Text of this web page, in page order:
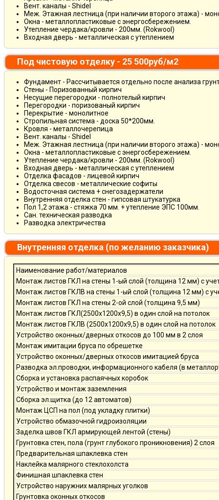
Вент. каналы - Shidel
Меж. Этажная лестница (при наличии второго этажа) -
Окна - металлопластиковые с энергосбережением.
Утепление чердака/кровли - 200мм. (Rokwool)
Входная дверь - металлическая с утеплением
Под чистовую отделку - 25 500руб/м2
Фундамент - Рассчитывается отдельно после анализа
Стены - Поризованный кирпич
Несущие перегородки - полнотелый кирпич
Перегородки - поризованый кирпич
Перекрытие - монолитное
Стропильная система - доска 50*200мм.
Кровля - металлочерепица
Вент. каналы - Shidel
Меж. Этажная лестница (при наличии второго этажа) -
Окна - металлопластиковые с энергосбережением.
Утепление чердака/кровли - 200мм. (Rokwool)
Входная дверь - металлическая с утеплением
Отделка фасадов - лицевой кирпич
Отделка свесов - металлические софиты
Водосточная система + снегозадержатели
Внутренняя отделка стен - гипсовая штукатурка
Пол 1,2 этажа - стяжка 70 мм. + утепление ЭПС 100мм.
Сан. техническая разводка
Разводка электричества
Внутренняя отделка (по желанию заказчика)
Наименование работ/материалов
Монтаж листов ГКЛ на стены 1-ый слой (толщина 12 мм) с
Монтаж листов ГКЛВ на стены 1-ый слой (толщина 12 мм) с
Монтаж листов ГКЛ на стены 2-ой слой (толщина 9,5 мм)
Монтаж листов ГКЛ(2500х1200х9,5) в один слой на потолок
Монтаж листов ГКЛВ (2500х1200х9,5) в один слой на потолок
Устройство оконных/дверных откосов до 100 мм в 2 слоя
Монтаж имитации бруса по обрешетке
Устройство оконных/дверных откосов имитацией бруса
Разводка эл.проводки, информационного кабеля (в
Сборка и установка распаячных коробок
Устройство и монтаж заземления
Сборка эл.щитка (до 12 автоматов)
Монтаж ЦСП на пол (под укладку плитки)
Устройство обмазочной гидроизоляции
Заделка швов ГКЛ армирующей лентой (стены)
Грунтовка стен, пола (грунт глубокого проникновения) 2 слоя
Предварительная шпаклевка стен
Наклейка малярного стеклохолста
Финишная шпаклевка стен
Устройство наружних малярных уголков
Грунтовка оконных откосов